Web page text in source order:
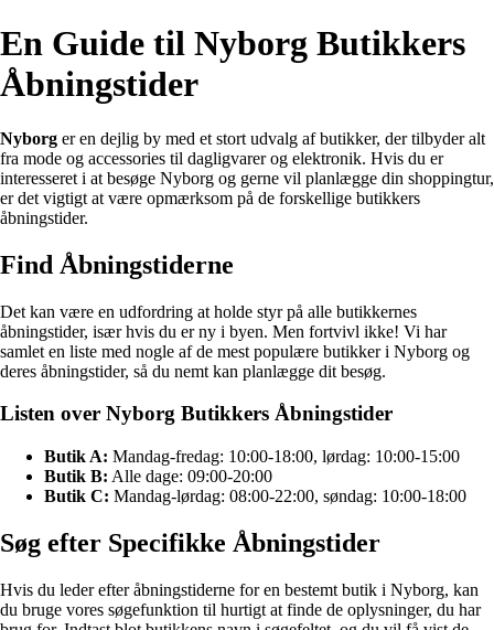
En Guide til Nyborg Butikkers
Åbningstider
Nyborg er en dejlig by med et stort udvalg af butikker, der tilbyder alt
fra mode og accessories til dagligvarer og elektronik. Hvis du er
interesseret i at besøge Nyborg og gerne vil planlægge din shoppingtur,
er det vigtigt at være opmærksom på de forskellige butikkers
åbningstider.
Find Åbningstiderne
Det kan være en udfordring at holde styr på alle butikkernes
åbningstider, især hvis du er ny i byen. Men fortvivl ikke! Vi har
samlet en liste med nogle af de mest populære butikker i Nyborg og
deres åbningstider, så du nemt kan planlægge dit besøg.
Listen over Nyborg Butikkers Åbningstider
Butik A: Mandag-fredag: 10:00-18:00, lørdag: 10:00-15:00
Butik B: Alle dage: 09:00-20:00
Butik C: Mandag-lørdag: 08:00-22:00, søndag: 10:00-18:00
Søg efter Specifikke Åbningstider
Hvis du leder efter åbningstiderne for en bestemt butik i Nyborg, kan
du bruge vores søgefunktion til hurtigt at finde de oplysninger, du har